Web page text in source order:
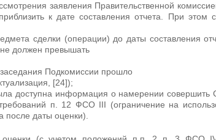
заявления Правительственной
к дате составления отчета. При этом
сделки (операции) до даты составления
должен превышать
Подкомиссии прошло
[24]);
доступна информация о намерении совершить
п. 12 ФСО III (ограничение на
после даты оценки).